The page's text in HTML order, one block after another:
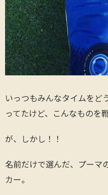
いっつもみんなタイムをど
ってたけど、こんなものを
が、しかし！！
名前だけで選んだ、プーマ
カー。